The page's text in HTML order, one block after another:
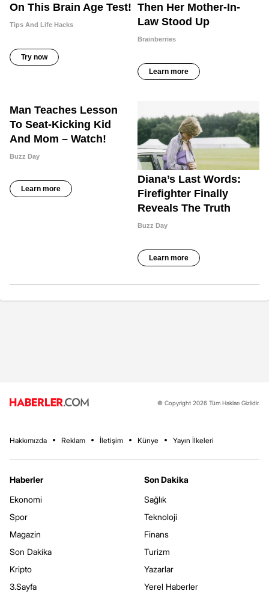
© Copyright 2026 Tüm Hakları Gizlidir.
Hakkımızda Reklam İletişim Künye Yayın İlkeleri
Haberler
Ekonomi
Spor
Magazin
Son Dakika
Kripto
3.Sayfa
Son Dakika
Sağlık
Teknoloji
Finans
Turizm
Yazarlar
Yerel Haberler